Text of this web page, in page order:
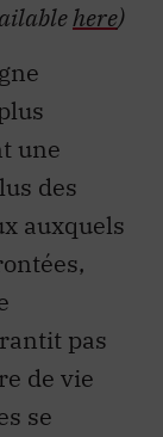
here)
une
des
auxquels
pas
de vie
se